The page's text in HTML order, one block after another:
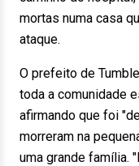
mortas numa casa
ataque.
O prefeito de
toda a comunidade
afirmando que foi
morreram na
uma grande família.